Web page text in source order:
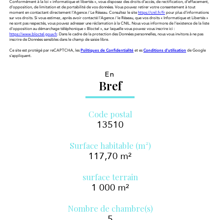
Conformément à la loi « informatique et libertés », vous disposez des droits d’accès, de rectification, d’effacement,
d’opposition, de limitation et de portabilité de vos données. Vous pouvez retirer votre consentement à tout
moment en contactant directement l’Agence / Le Réseau. Consultez le sitehttps://cnil.fr/frpour plus d’informations
sur vos droits. Si vous estimez, après avoir contacté l'Agence / le Réseau, que vos droits « Informatique et Libertés »
ne sont pas respectés, vous pouvez adresser une réclamation à la CNIL. Nous vous informons de l’existence de la liste
d'opposition au démarchage téléphonique « Bloctel », sur laquelle vous pouvez vous inscrire ici :
https://www.bloctel.gouv.fr. Dans le cadre de la protection des Données personnelles, nous vous invitons à ne pas
inscrire de Données sensibles dans le champ de saisie libre.
Ce site est protégé par reCAPTCHA, lesPolitiques de Confidentialitéet esConditions d'utilisation de Google
s'appliquent.
En
Bref
Code postal
13510
Surface habitable (m²)
117,70 m²
surface terrain
1 000 m²
Nombre de chambre(s)